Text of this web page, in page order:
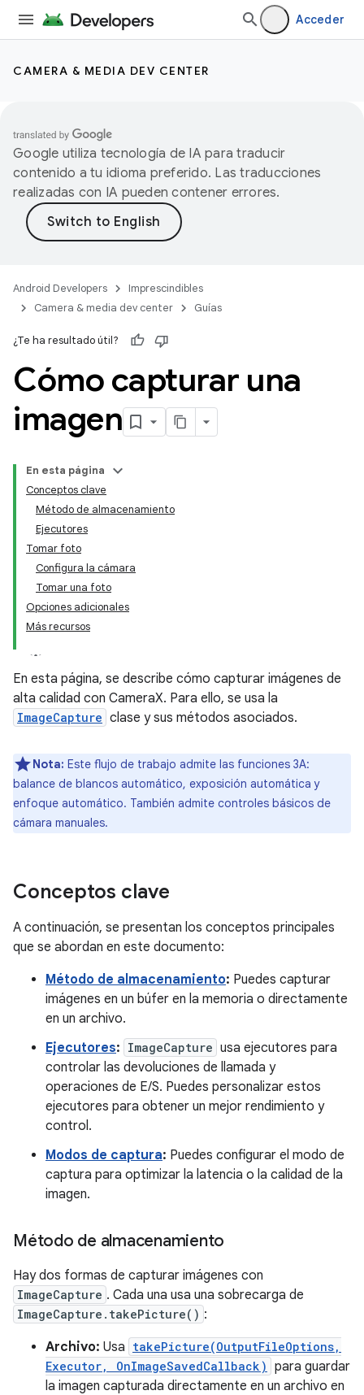
Acceder
CAMERA & MEDIA DEV CENTER
Google utiliza tecnología de IA para traducir
contenido a tu idioma preferido. Las traducciones
realizadas con IA pueden contener errores.
Android Developers
Imprescindibles
Camera & media dev center
Guías
¿Te ha resultado útil?
Cómo capturar una
imagen
En esta página
Conceptos clave
Método de almacenamiento
Ejecutores
Tomar foto
Configura la cámara
Tomar una foto
Opciones adicionales
Más recursos
En esta página, se describe cómo capturar imágenes de
alta calidad con CameraX. Para ello, se usa la
ImageCapture clase y sus métodos asociados.
Nota: Este flujo de trabajo admite las funciones 3A:
balance de blancos automático, exposición automática y
enfoque automático. También admite controles básicos de
cámara manuales.
Conceptos clave
A continuación, se presentan los conceptos principales
que se abordan en este documento:
Método de almacenamiento: Puedes capturar
imágenes en un búfer en la memoria o directamente
en un archivo.
Ejecutores: ImageCapture usa ejecutores para
controlar las devoluciones de llamada y
operaciones de E/S. Puedes personalizar estos
ejecutores para obtener un mejor rendimiento y
control.
Modos de captura: Puedes configurar el modo de
captura para optimizar la latencia o la calidad de la
imagen.
Método de almacenamiento
Hay dos formas de capturar imágenes con
ImageCapture . Cada una usa una sobrecarga de
ImageCapture.takePicture() :
Archivo: Usa takePicture(OutputFileOptions,
Executor, OnImageSavedCallback) para guardar
la imagen capturada directamente en un archivo en